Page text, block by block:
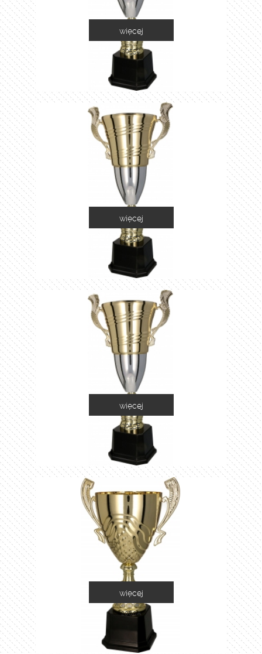
2055C
więcej
2055D
więcej
2055E
więcej
2060A
więcej